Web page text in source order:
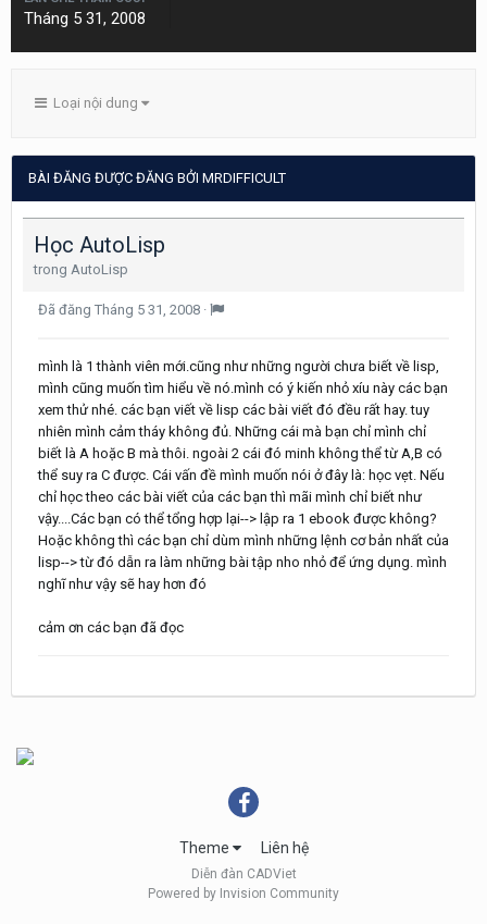
Tháng 5 31, 2008
Loại nội dung
BÀI ĐĂNG ĐƯỢC ĐĂNG BỞI MRDIFFICULT
Học AutoLisp
trong AutoLisp
Đã đăng Tháng 5 31, 2008 ·
mình là 1 thành viên mới.cũng như những người chưa biết về lisp,
mình cũng muốn tìm hiểu về nó.mình có ý kiến nhỏ xíu này các bạn
xem thử nhé. các bạn viết về lisp các bài viết đó đều rất hay. tuy
nhiên mình cảm tháy không đủ. Những cái mà bạn chỉ mình chỉ
biết là A hoặc B mà thôi. ngoài 2 cái đó minh không thể từ A,B có
thể suy ra C được. Cái vấn đề mình muốn nói ở đây là: học vẹt. Nếu
chỉ học theo các bài viết của các bạn thì mãi mình chỉ biết như
vậy....Các bạn có thể tổng hợp lại--> lập ra 1 ebook được không?
Hoặc không thì các bạn chỉ dùm mình những lệnh cơ bản nhất của
lisp--> từ đó dẫn ra làm những bài tập nho nhỏ để ứng dụng. mình
nghĩ như vậy sẽ hay hơn đó
cảm ơn các bạn đã đọc
Theme Liên hệ
Diễn đàn CADViet
Powered by Invision Community